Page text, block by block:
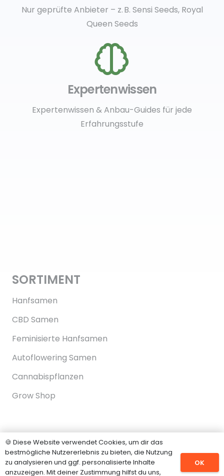
Nur geprüfte Anbieter – z. B. Sensi Seeds, Royal
Queen Seeds
Expertenwissen
Expertenwissen & Anbau-Guides für jede
Erfahrungsstufe
SORTIMENT
Hanfsamen
CBD Samen
Feminisierte Hanfsamen
Autoflowering Samen
Cannabispflanzen
Grow Shop
INFORMATIONEN
Impressum
🍪 Diese Website verwendet Cookies, um dir das
bestmögliche Nutzererlebnis zu bieten, die Nutzung
zu analysieren und ggf. personalisierte Inhalte
anzuzeigen. Mit deiner Zustimmung hilfst du uns,
OK